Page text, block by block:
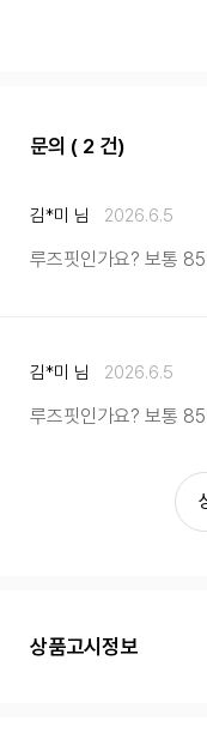
문의 ( 2 건)
김*미 님 2026.6.5
루즈핏인가요? 보통
김*미 님 2026.6.5
루즈핏인가요? 보통
상품고시정보